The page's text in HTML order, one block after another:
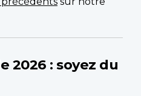
2026 : soyez du